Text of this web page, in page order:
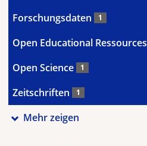
Forschungsdaten 1
Open Educational Ressources
Open Science 1
Zeitschriften 1
Mehr zeigen